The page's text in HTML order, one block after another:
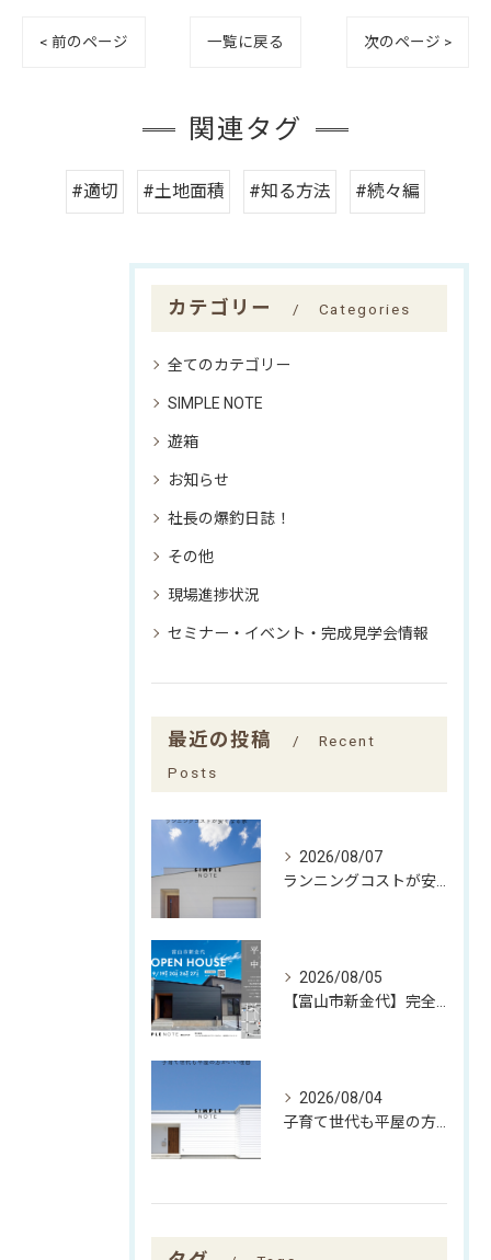
< 前のページ 一覧に戻る 次のページ >
関連タグ
#適切 #土地面積 #知る方法 #続々編
カテゴリー Categories
全てのカテゴリー
SIMPLE NOTE
遊箱
お知らせ
社長の爆釣日誌！
その他
現場進捗状況
セミナー・イベント・完成見学会情報
最近の投稿
Recent
Posts
2026/08/07
2026/08/05
2026/08/04